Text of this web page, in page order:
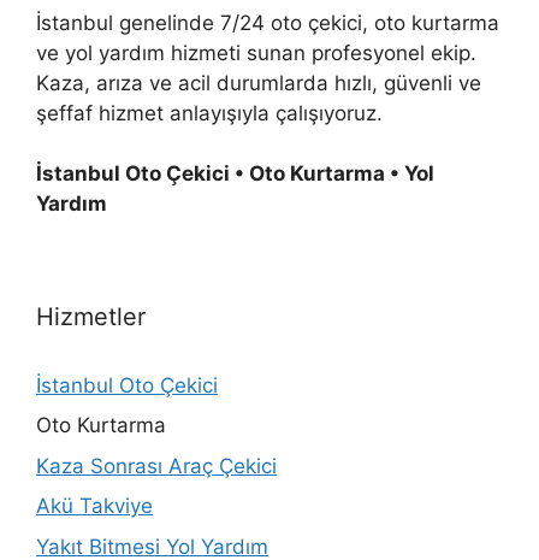
İstanbul genelinde 7/24 oto çekici, oto kurtarma
ve yol yardım hizmeti sunan profesyonel ekip.
Kaza, arıza ve acil durumlarda hızlı, güvenli ve
şeffaf hizmet anlayışıyla çalışıyoruz.
İstanbul Oto Çekici • Oto Kurtarma • Yol
Yardım
Hizmetler
İstanbul Oto Çekici
Oto Kurtarma
Kaza Sonrası Araç Çekici
Akü Takviye
Yakıt Bitmesi Yol Yardım